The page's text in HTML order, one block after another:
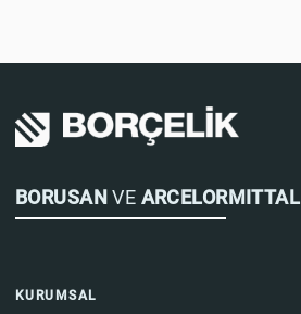
BORUSANVE ARCELORMITTAL
KURUMSAL